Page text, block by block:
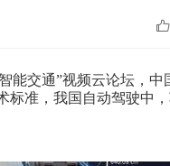
交通”视频云论坛，中
标准，我国自动驾驶中